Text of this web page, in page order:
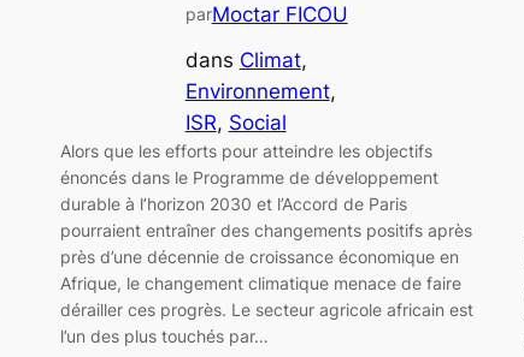
parMoctar FICOU
dans Climat
Environnement
ISR, Social
Alors que les efforts pour atteindre les objectifs
énoncés dans le Programme de développement
durable à l’horizon 2030 et l’Accord de Paris
pourraient entraîner des changements positifs après
près d’une décennie de croissance économique en
Afrique, le changement climatique menace de faire
dérailler ces progrès. Le secteur agricole africain est
l’un des plus touchés par…